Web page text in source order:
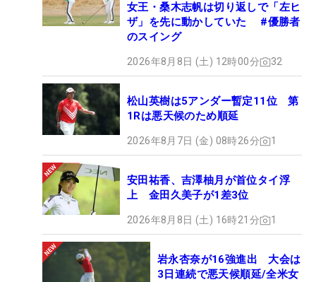
女王・桑木志帆は切り返しで「左ヒ
ザ」を先に動かしていた #優勝者
のスイング
2026年8月8日 (土) 12時00分 32
松山英樹は5アンダー暫定11位 第
1Rは悪天候のため順延
2026年8月7日 (金) 08時26分 1
安田祐香、吉澤柚月が首位タイ浮
上 金田久美子が1差3位
2026年8月8日 (土) 16時21分 1
岩永杏奈が16強進出 大会は
3日連続で悪天候順延/全米女